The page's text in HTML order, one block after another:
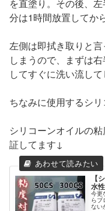
を直塗り。その後、
分は1時間放置してか
左側は即拭き取りと
しまうので、まずは
してすぐに洗い流して
ちなみに使用するシ
シリコーンオイルの
証してます↓
【
水
今更
らブ
ない